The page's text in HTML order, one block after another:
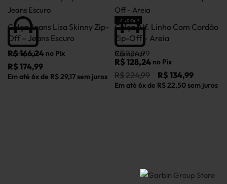
Comprar
Calça Jeans Lisa Skinny Zip-
Off – Jeans Escuro
R$166,24 no Pix
R$ 174,99
Em até 6x de R$ 29,17 sem juros
-40% OFF
Comprar
Calça Alf. Linho Com Cordão
Zip-Off – Areia
R$224,99
R$ 128,24 no Pix
R$224,99 R$ 134,99
Em até 6x de R$ 22,50 sem juros